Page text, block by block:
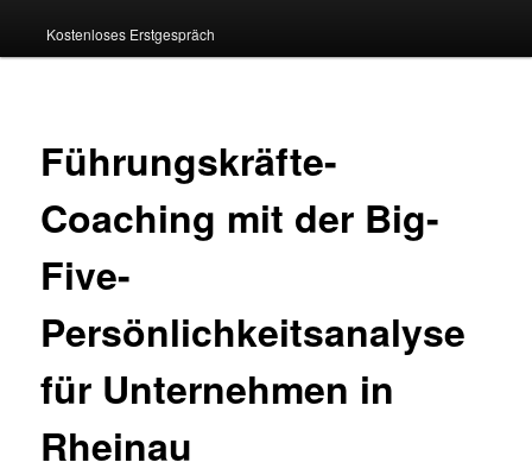
Kostenloses Erstgespräch
Führungskräfte-
Coaching mit der Big-
Five-
Persönlichkeitsanalyse
für Unternehmen in
Rheinau